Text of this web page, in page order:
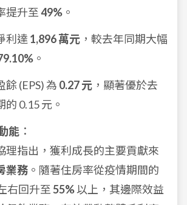
提升至 49% 。
利達 1,896 萬元 ，較去年同期大幅
。
餘 (EPS) 為 0.27 元 ，顯著優於去
的 0.15 元。
能 ：
理指出，獲利成長的主要貢獻來
業務 。隨著住房率從疫情期間的
右回升至 55%以上，其邊際效益